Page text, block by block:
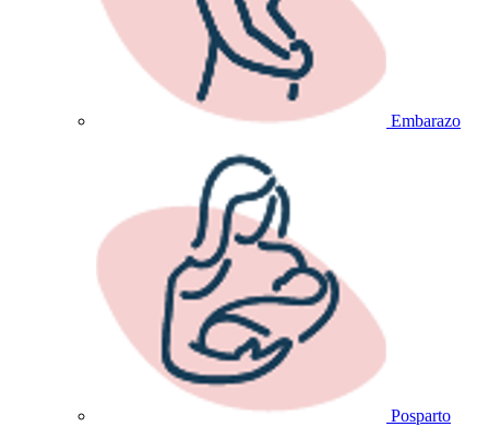
Embarazo
Posparto